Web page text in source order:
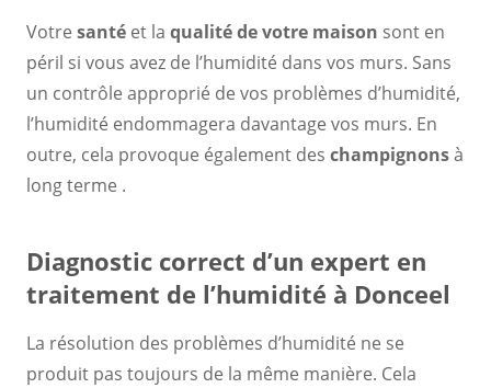
Votre santé et la qualité de votre maison sont en
péril si vous avez de l’humidité dans vos murs. Sans
un contrôle approprié de vos problèmes d’humidité,
l’humidité endommagera davantage vos murs. En
outre, cela provoque également des champignonsà
long terme .
Diagnostic correct d’un expert en
traitement de l’humidité à Donceel
La résolution des problèmes d’humidité ne se
produit pas toujours de la même manière. Cela